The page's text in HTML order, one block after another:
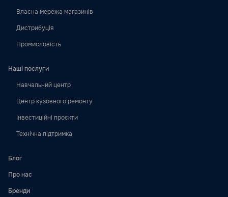
Власна мережа магазинів
Дистрибуція
Промисловість
Наші послуги
Навчальний центр
Центр кузовного ремонту
Інвестиційні проєкти
Технічна підтримка
Блог
Про нас
Бренди